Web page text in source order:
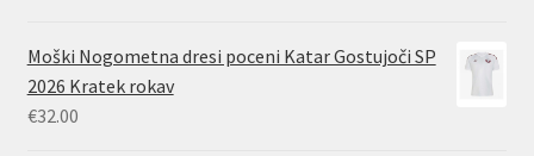
Moški Nogometna dresi poceni Katar Gostujoči SP
2026 Kratek rokav
€32.00